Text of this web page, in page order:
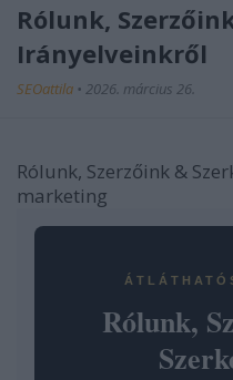
Rólunk,
Irányelveinkről
SEOattila • 2026. március 26.
Rólunk, Szerzőink &
marketing
Rólunk,